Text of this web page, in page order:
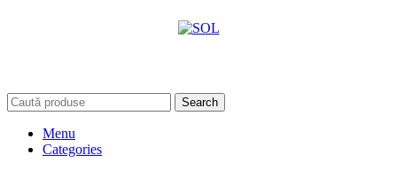
Search
Menu
Categories